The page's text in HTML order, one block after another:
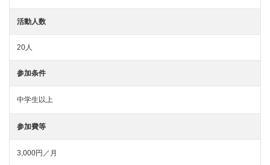
活動人数
20人
参加条件
中学生以上
参加費等
3,000円／月